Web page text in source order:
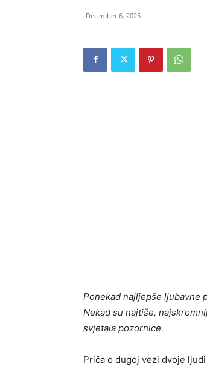
December 6, 2025
Ponekad najljepše ljubavne
Nekad su najtiše,
svjetala pozornice.
Priča o dugoj vezi dvoje